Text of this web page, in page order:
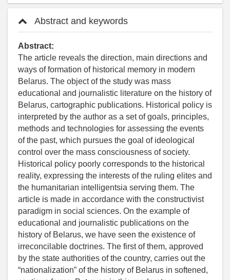
Abstract and keywords
Abstract:
The article reveals the direction, main directions and
ways of formation of historical memory in modern
Belarus. The object of the study was mass
educational and journalistic literature on the history of
Belarus, cartographic publications. Historical policy is
interpreted by the author as a set of goals, principles,
methods and technologies for assessing the events
of the past, which pursues the goal of ideological
control over the mass consciousness of society.
Historical policy poorly corresponds to the historical
reality, expressing the interests of the ruling elites and
the humanitarian intelligentsia serving them. The
article is made in accordance with the constructivist
paradigm in social sciences. On the example of
educational and journalistic publications on the
history of Belarus, we have seen the existence of
irreconcilable doctrines. The first of them, approved
by the state authorities of the country, carries out the
“nationalization” of the history of Belarus in softened,